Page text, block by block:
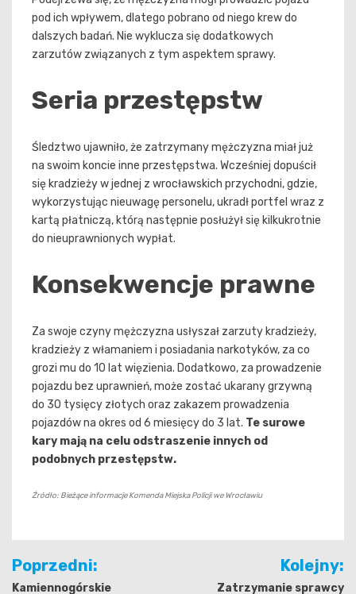
pod ich wpływem, dlatego pobrano od niego krew do
dalszych badań. Nie wyklucza się dodatkowych
zarzutów związanych z tym aspektem sprawy.
Seria przestępstw
Śledztwo ujawniło, że zatrzymany mężczyzna miał już
na swoim koncie inne przestępstwa. Wcześniej dopuścił
się kradzieży w jednej z wrocławskich przychodni, gdzie,
wykorzystując nieuwagę personelu, ukradł portfel wraz z
kartą płatniczą, którą następnie posłużył się kilkukrotnie
do nieuprawnionych wypłat.
Konsekwencje prawne
Za swoje czyny mężczyzna usłyszał zarzuty kradzieży,
kradzieży z włamaniem i posiadania narkotyków, za co
grozi mu do 10 lat więzienia. Dodatkowo, za prowadzenie
pojazdu bez uprawnień, może zostać ukarany grzywną
do 30 tysięcy złotych oraz zakazem prowadzenia
pojazdów na okres od 6 miesięcy do 3 lat. Te surowe
kary mają na celu odstraszenie innych od
podobnych przestępstw.
Źródło: Bieżące informacje Komenda Miejska Policji we Wrocławiu
Nawigacja
wpisu
Poprzedni:
Kamiennogórskie
Kolejny:
Zatrzymanie sprawcy